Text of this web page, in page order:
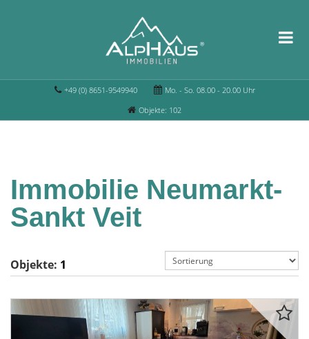
+49 (0) 8651-9549940
Mo. - So. 08.00 - 20.00 Uhr
Objekte: 102
Immobilie Neumarkt-
Sankt Veit
Objekte: 1